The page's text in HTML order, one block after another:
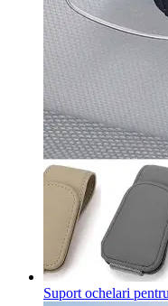
Suport ochelari